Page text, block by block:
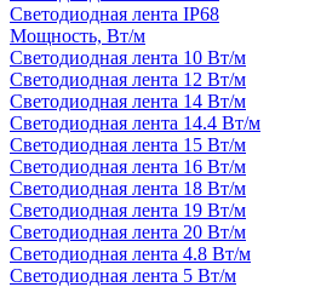
Светодиодная лента IP68
Мощность, Вт/м
Светодиодная лента 10 Вт/м
Светодиодная лента 12 Вт/м
Светодиодная лента 14 Вт/м
Светодиодная лента 14.4 Вт/м
Светодиодная лента 15 Вт/м
Светодиодная лента 16 Вт/м
Светодиодная лента 18 Вт/м
Светодиодная лента 19 Вт/м
Светодиодная лента 20 Вт/м
Светодиодная лента 4.8 Вт/м
Светодиодная лента 5 Вт/м